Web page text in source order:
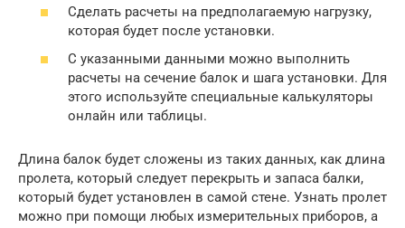
Сделать расчеты на предполагаемую нагрузку,
которая будет после установки.
С указанными данными можно выполнить
расчеты на сечение балок и шага установки. Для
этого используйте специальные калькуляторы
онлайн или таблицы.
Длина балок будет сложены из таких данных, как длина
пролета, который следует перекрыть и запаса балки,
который будет установлен в самой стене. Узнать пролет
можно при помощи любых измерительных приборов, а